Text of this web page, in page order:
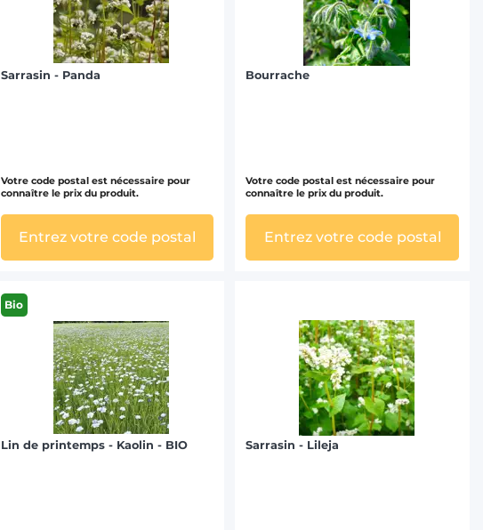
Sarrasin - Panda
Votre code postal est nécessaire pour
connaître le prix du produit.
Entrez votre code postal
Bourrache
Votre code postal est nécessaire pour
connaître le prix du produit.
Entrez votre code postal
Bio
Lin de printemps - Kaolin - BIO Sarrasin - Lileja